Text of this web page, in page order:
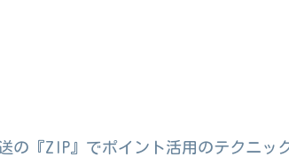
の『ZIP』でポイント活用のテクニッ